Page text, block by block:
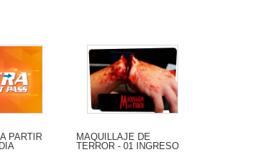
PARTIR
MAQUILLAJE DE
TERROR - 01 INGRESO